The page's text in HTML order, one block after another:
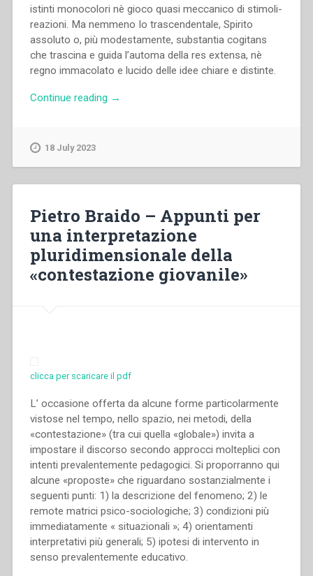
istinti monocolori nè gioco quasi meccanico di stimoli-
reazioni. Ma nemmeno Io trascendentale, Spirito
assoluto o, più modestamente, substantia cogitans
che trascina e guida l’automa della res extensa, nè
regno immacolato e lucido delle idee chiare e distinte.
Continue reading “Pietro
→
18 July 2023
Pietro Braido – Appunti per
una interpretazione
pluridimensionale della
«contestazione giovanile»
clicca per scaricare il pdf
L’ occasione offerta da alcune forme particolarmente
vistose nel tempo, nello spazio, nei metodi, della
«contestazione» (tra cui quella «globale») invita a
impostare il discorso secondo approcci molteplici con
intenti prevalentemente pedagogici. Si proporranno qui
alcune «proposte» che riguardano sostanzialmente i
seguenti punti: 1) la descrizione del fenomeno; 2) le
remote matrici psico-sociologiche; 3) condizioni più
immediatamente « situazionali »; 4) orientamenti
interpretativi più generali; 5) ipotesi di intervento in
senso prevalentemente educativo.